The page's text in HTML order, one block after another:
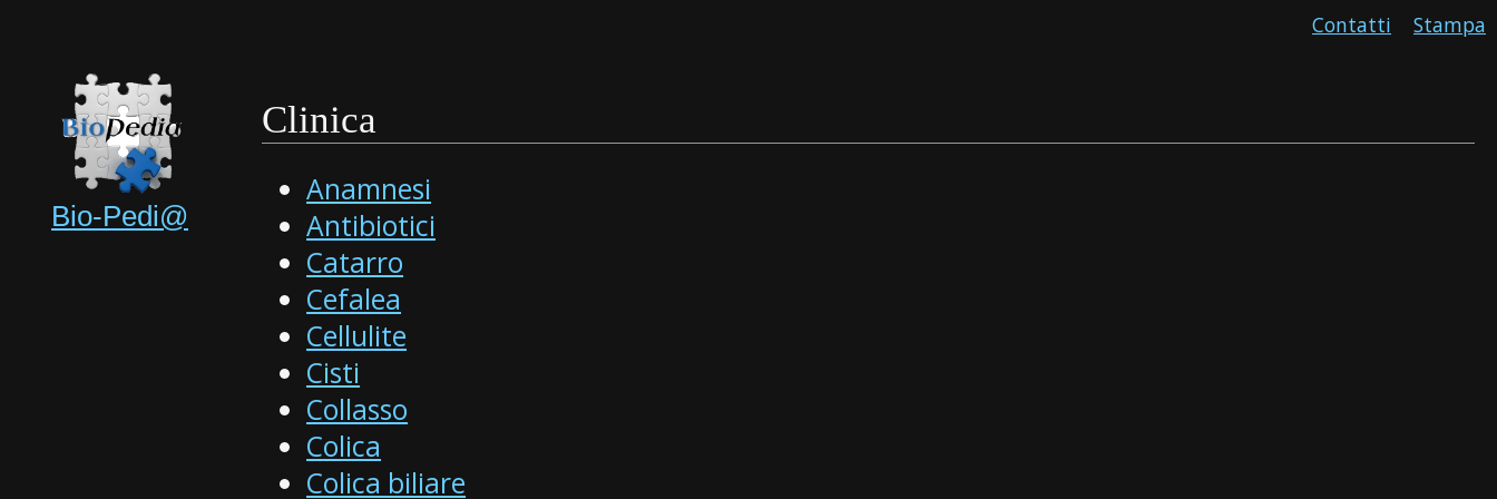
Stampa
Contatti
Bio-Pedi@
Clinica
Anamnesi
Antibiotici
Catarro
Cefalea
Cellulite
Cisti
Collasso
Colica
Colica biliare